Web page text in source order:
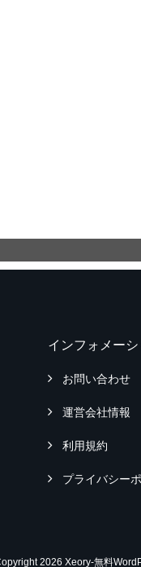
インフォメーシ
お問い合わせ
運営会社情報
利用規約
プライバシー
2026 Xeory-無料